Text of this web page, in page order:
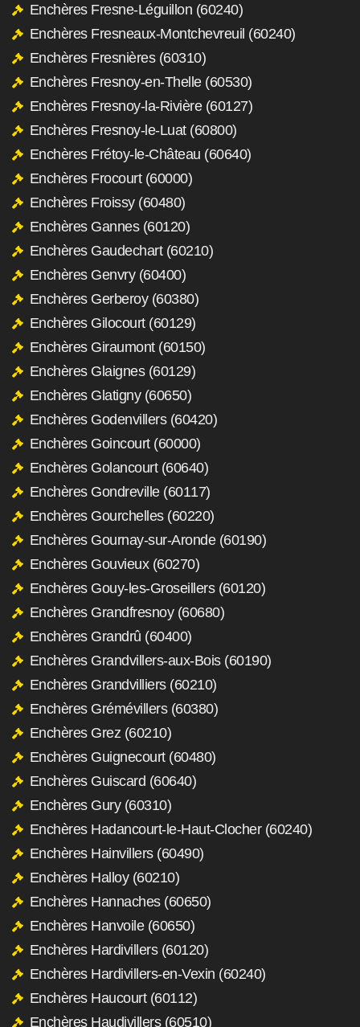
Enchères Fresne-Léguillon (60240)
Enchères Fresneaux-Montchevreuil (60240)
Enchères Fresnières (60310)
Enchères Fresnoy-en-Thelle (60530)
Enchères Fresnoy-la-Rivière (60127)
Enchères Fresnoy-le-Luat (60800)
Enchères Frétoy-le-Château (60640)
Enchères Frocourt (60000)
Enchères Froissy (60480)
Enchères Gannes (60120)
Enchères Gaudechart (60210)
Enchères Genvry (60400)
Enchères Gerberoy (60380)
Enchères Gilocourt (60129)
Enchères Giraumont (60150)
Enchères Glaignes (60129)
Enchères Glatigny (60650)
Enchères Godenvillers (60420)
Enchères Goincourt (60000)
Enchères Golancourt (60640)
Enchères Gondreville (60117)
Enchères Gourchelles (60220)
Enchères Gournay-sur-Aronde (60190)
Enchères Gouvieux (60270)
Enchères Gouy-les-Groseillers (60120)
Enchères Grandfresnoy (60680)
Enchères Grandrû (60400)
Enchères Grandvillers-aux-Bois (60190)
Enchères Grandvilliers (60210)
Enchères Grémévillers (60380)
Enchères Grez (60210)
Enchères Guignecourt (60480)
Enchères Guiscard (60640)
Enchères Gury (60310)
Enchères Hadancourt-le-Haut-Clocher (60240)
Enchères Hainvillers (60490)
Enchères Halloy (60210)
Enchères Hannaches (60650)
Enchères Hanvoile (60650)
Enchères Hardivillers (60120)
Enchères Hardivillers-en-Vexin (60240)
Enchères Haucourt (60112)
Enchères Haudivillers (60510)